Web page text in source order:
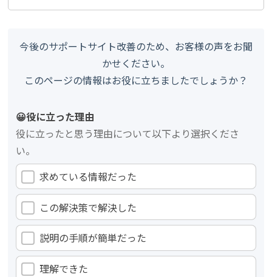
今後のサポートサイト改善のため、お客様の声をお聞
かせください。
このページの情報はお役に立ちましたでしょうか？
😀役に立った理由
役に立ったと思う理由について以下より選択くださ
い。
求めている情報だった
この解決策で解決した
説明の手順が簡単だった
理解できた